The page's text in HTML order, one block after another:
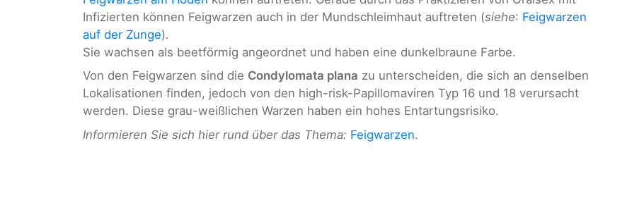
Infizierten können Feigwarzen auch in der Mundschleimhaut auftreten (siehe: Feigwarzen
auf der Zunge).
Sie wachsen als beetförmig angeordnet und haben eine dunkelbraune Farbe.
Von den Feigwarzen sind die Condylomata plana zu unterscheiden, die sich an denselben
Lokalisationen finden, jedoch von den high-risk-Papillomaviren Typ 16 und 18 verursacht
werden. Diese grau-weißlichen Warzen haben ein hohes Entartungsrisiko.
Informieren Sie sich hier rund über das Thema: Feigwarzen.